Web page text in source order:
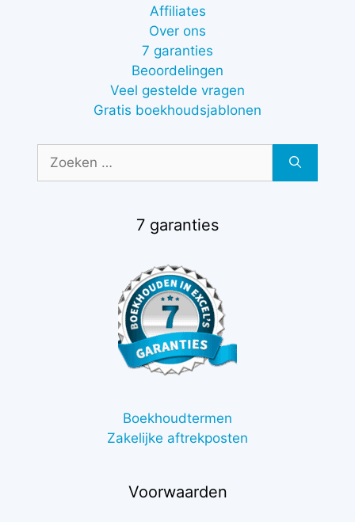
Affiliates
Over ons
7 garanties
Beoordelingen
Veel gestelde vragen
Gratis boekhoudsjablonen
naar:
7 garanties
Boekhoudtermen
Zakelijke aftrekposten
Voorwaarden